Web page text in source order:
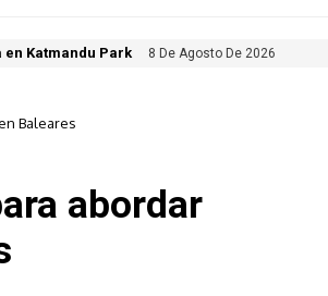
Katmandu Park 8 De Agosto De 2026
Baleares
abordar